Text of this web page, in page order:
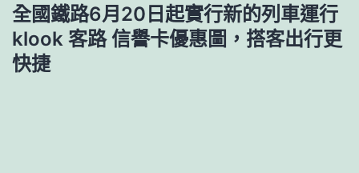
全國鐵路6月20日起實行新的列車運行
klook 客路 信譽卡優惠圖，搭客出行更
快捷